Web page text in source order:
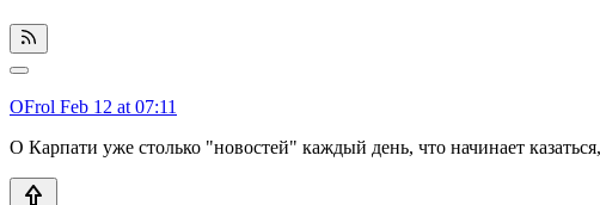
OFrol Feb 12 at 07:11
О Карпати уже столько "новостей" каждый день, что начинает